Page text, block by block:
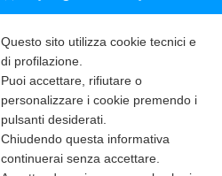
Questo sito utilizza cookie tecnici e
di profilazione.
Puoi accettare, rifiutare o
personalizzare i cookie premendo i
pulsanti desiderati.
Chiudendo questa informativa
continuerai senza accettare.